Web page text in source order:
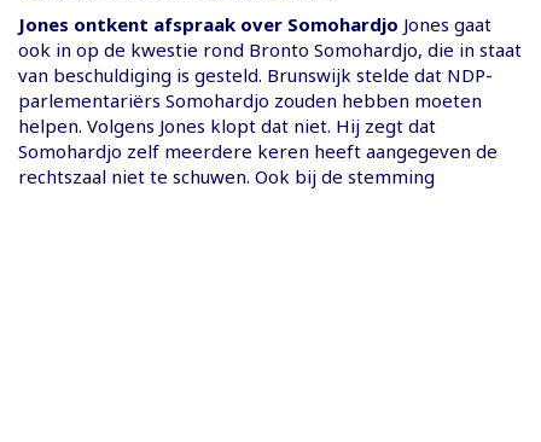
Jones ontkent afspraak over Somohardjo Jones gaat
ook in op de kwestie rond Bronto Somohardjo, die in staat
van beschuldiging is gesteld. Brunswijk stelde dat NDP-
parlementariërs Somohardjo zouden hebben moeten
helpen. Volgens Jones klopt dat niet. Hij zegt dat
Somohardjo zelf meerdere keren heeft aangegeven de
rechtszaal niet te schuwen. Ook bij de stemming